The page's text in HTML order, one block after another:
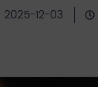
2025-12-03